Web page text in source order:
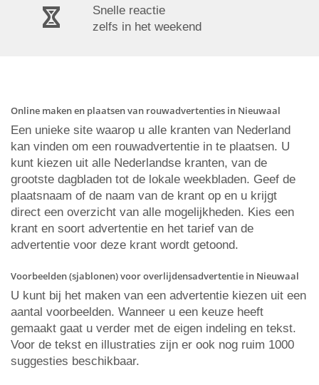
Snelle reactie
zelfs in het weekend
Online maken en plaatsen van rouwadvertenties in Nieuwaal
Een unieke site waarop u alle kranten van Nederland
kan vinden om een rouwadvertentie in te plaatsen. U
kunt kiezen uit alle Nederlandse kranten, van de
grootste dagbladen tot de lokale weekbladen. Geef de
plaatsnaam of de naam van de krant op en u krijgt
direct een overzicht van alle mogelijkheden. Kies een
krant en soort advertentie en het tarief van de
advertentie voor deze krant wordt getoond.
Voorbeelden (sjablonen) voor overlijdensadvertentie in Nieuwaal
U kunt bij het maken van een advertentie kiezen uit een
aantal voorbeelden. Wanneer u een keuze heeft
gemaakt gaat u verder met de eigen indeling en tekst.
Voor de tekst en illustraties zijn er ook nog ruim 1000
suggesties beschikbaar.